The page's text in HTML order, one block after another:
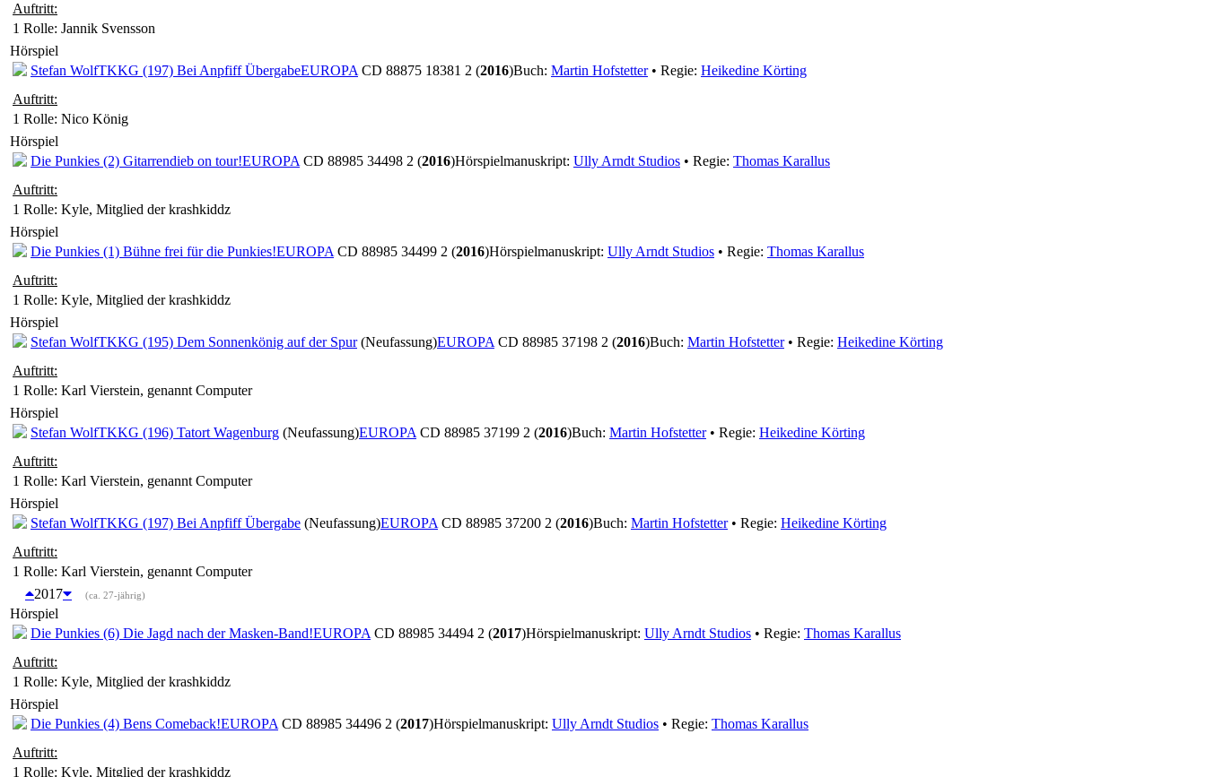
Auftritt:
1 Rolle: Jannik Svensson
Hörspiel
Stefan WolfTKKG (197) Bei Anpfiff ÜbergabeEUROPA CD 88875 18381 2 (2016)Buch: Martin Hofstetter• Regie: Heikedine Körting
Auftritt:
1 Rolle: Nico König
Hörspiel
Die Punkies (2) Gitarrendieb on tour!EUROPA CD 88985 34498 2 (2016)Hörspielmanuskript: Ully Arndt Studios • Regie: Thomas Karallus
Auftritt:
1 Rolle: Kyle, Mitglied der krashkiddz
Hörspiel
Die Punkies (1) Bühne frei für die Punkies!EUROPA CD 88985 34499 2 (2016)Hörspielmanuskript: Ully Arndt Studios • Regie: Thomas Karallus
Auftritt:
1 Rolle: Kyle, Mitglied der krashkiddz
Hörspiel
Stefan WolfTKKG (195) Dem Sonnenkönig auf der Spur (Neufassung)EUROPA CD 88985 37198 2 (2016)Buch: Martin Hofstetter• Regie: Heikedine Körting
Auftritt:
1 Rolle: Karl Vierstein, genannt Computer
Hörspiel
Stefan WolfTKKG (196) Tatort Wagenburg (Neufassung)EUROPA CD 88985 37199 2 (2016)Buch: Martin Hofstetter• Regie: Heikedine Körting
Auftritt:
1 Rolle: Karl Vierstein, genannt Computer
Hörspiel
Stefan WolfTKKG (197) Bei Anpfiff Übergabe (Neufassung)EUROPA CD 88985 37200 2 (2016)Buch: Martin Hofstetter• Regie: Heikedine Körting
Auftritt:
1 Rolle: Karl Vierstein, genannt Computer
2017
(ca. 27-jährig)
Hörspiel
Die Punkies (6) Die Jagd nach der Masken-Band!EUROPA CD 88985 34494 2 (2017)Hörspielmanuskript: Ully Arndt Studios • Regie: Thomas Karallus
Auftritt:
1 Rolle: Kyle, Mitglied der krashkiddz
Hörspiel
Die Punkies (4) Bens Comeback!EUROPA CD 88985 34496 2 (2017)Hörspielmanuskript: Ully Arndt Studios • Regie: Thomas Karallus
Auftritt:
1 Rolle: Kyle, Mitglied der krashkiddz